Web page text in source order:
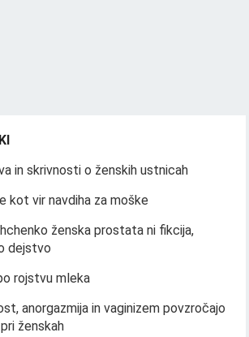
in skrivnosti o ženskih ustnicah
kot vir navdiha za moške
ženska prostata ni fikcija,
dejstvo
rojstvu mleka
anorgazmija in vaginizem povzročajo
ženskah